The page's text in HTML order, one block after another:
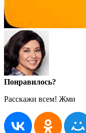
Понравилось?
Расскажи всем! Жми